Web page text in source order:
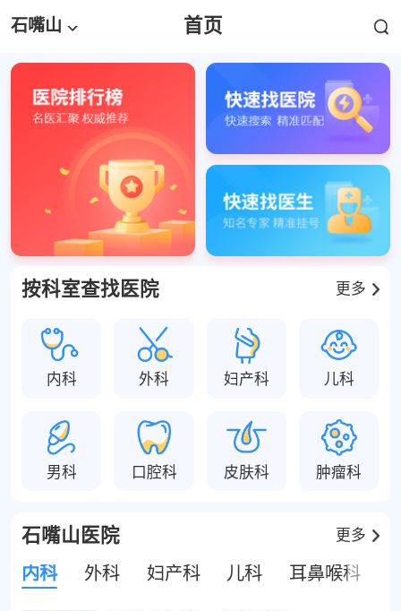
石嘴山 首页
按科室查找医院 更多
内科 外科 妇产科 儿科
男科 口腔科 皮肤科 肿瘤科
石嘴山医院 更多
内科 外科 妇产科 儿科 耳鼻喉科